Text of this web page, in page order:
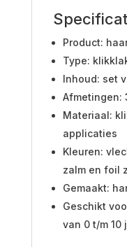
Product:
Type:
Inhoud: set
Afmetingen:
Materiaal:
applicaties
Kleuren:
zalm en foil
Gemaakt:
Geschikt
van 0 t/m 10